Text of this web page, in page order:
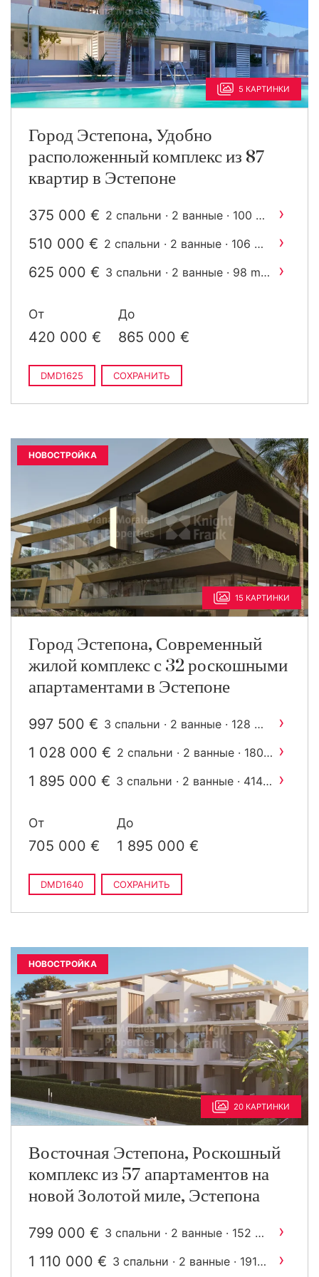
5 КАРТИНКИ
Город Эстепона, Удобно
расположенный комплекс из 87
квартир в Эстепоне
375 000 € 2 спальни · 2 ванные · 100 m ›
510 000 € 2 спальни · 2 ванные · 106 m ›
625 000 € 3 спальни · 2 ванные · 98 m ›
построен
835 000 € 4 спальни · 3 ванные · 154 m
построен
От
420 000 €
До
865 000 €
DMD1625 СОХРАНИТЬ
НОВОСТРОЙКА
15 КАРТИНКИ
Город Эстепона, Современный
жилой комплекс с 32 роскошными
апартаментами в Эстепоне
997 500 € 3 спальни · 2 ванные · 128 m ›
1 028 000 € 2 спальни · 2 ванные · 180
›
1 895 000 € 3 спальни · 2 ванные · 414
›
От
705 000 €
До
1 895 000 €
DMD1640 СОХРАНИТЬ
НОВОСТРОЙКА
20 КАРТИНКИ
Восточная Эстепона, Роскошный
комплекс из 57 апартаментов на
новой Золотой миле, Эстепона
799 000 € 3 спальни · 2 ванные · 152 m ›
1 110 000 € 3 спальни · 2 ванные · 191
›